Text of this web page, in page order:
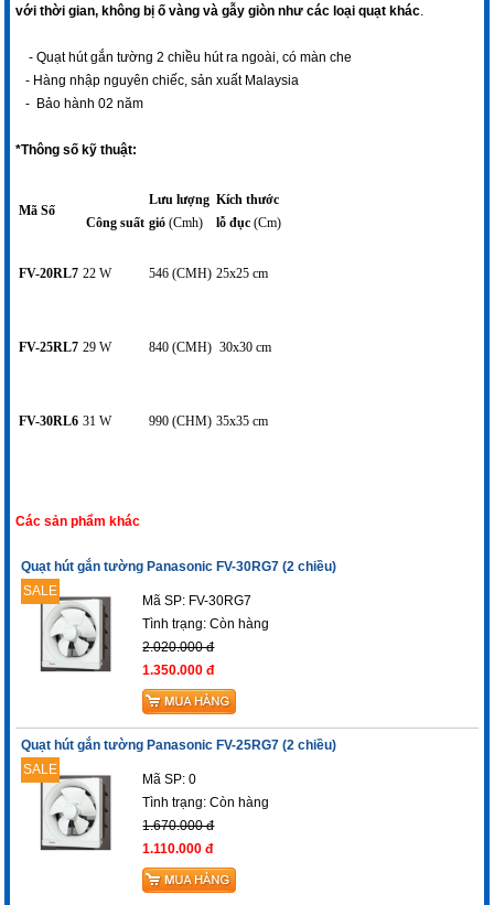
với thời gian, không bị ố vàng và gẫy giòn như các loại quạt khác
- Quạt hút gắn tường 2 chiều hút ra ngoài, có màn che
- Hàng nhập nguyên chiếc, sản xuất Malaysia
- Bảo hành 02 năm
*Thông số kỹ thuật:
Mã Số
Công suất
Lưu lượng
gió (Cmh)
Kích thước
lỗ đục (Cm)
FV-20RL7 22 W 546 (CMH) 25x25 cm
FV-25RL7 29 W 840 (CMH) 30x30 cm
FV-30RL6 31 W 990 (CHM) 35x35 cm
Các sản phẩm khác
Quạt hút gắn tường Panasonic FV-30RG7 (2 chiều)
SALE
Mã SP: FV-30RG7
Tình trạng:Còn hàng
2.020.000 đ
1.350.000 đ
Quạt hút gắn tường Panasonic FV-25RG7 (2 chiều)
SALE
Mã SP: 0
Tình trạng:Còn hàng
1.670.000 đ
1.110.000 đ